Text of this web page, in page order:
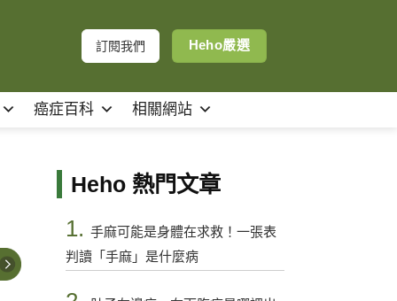
訂閱我們 Heho嚴選
癌症百科 相關網站
Heho 熱門文章
1. 手麻可能是身體在求救！一張表
判讀「手麻」是什麼病